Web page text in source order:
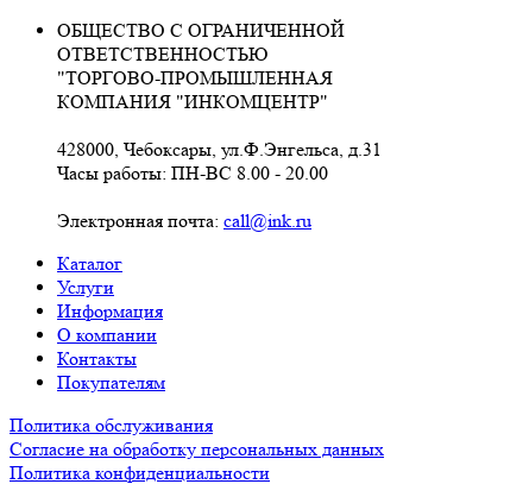
ОБЩЕСТВО С ОГРАНИЧЕННОЙ
ОТВЕТСТВЕННОСТЬЮ
"ТОРГОВО-ПРОМЫШЛЕННАЯ
КОМПАНИЯ "ИНКОМЦЕНТР"
428000, Чебоксары, ул.Ф.Энгельса, д.31
Часы работы: ПН-ВС 8.00 - 20.00
Электронная почта: call@ink.ru
Каталог
Услуги
Информация
О компании
Контакты
Покупателям
Политика обслуживания
Согласие на обработку персональных данных
Политика конфиденциальности